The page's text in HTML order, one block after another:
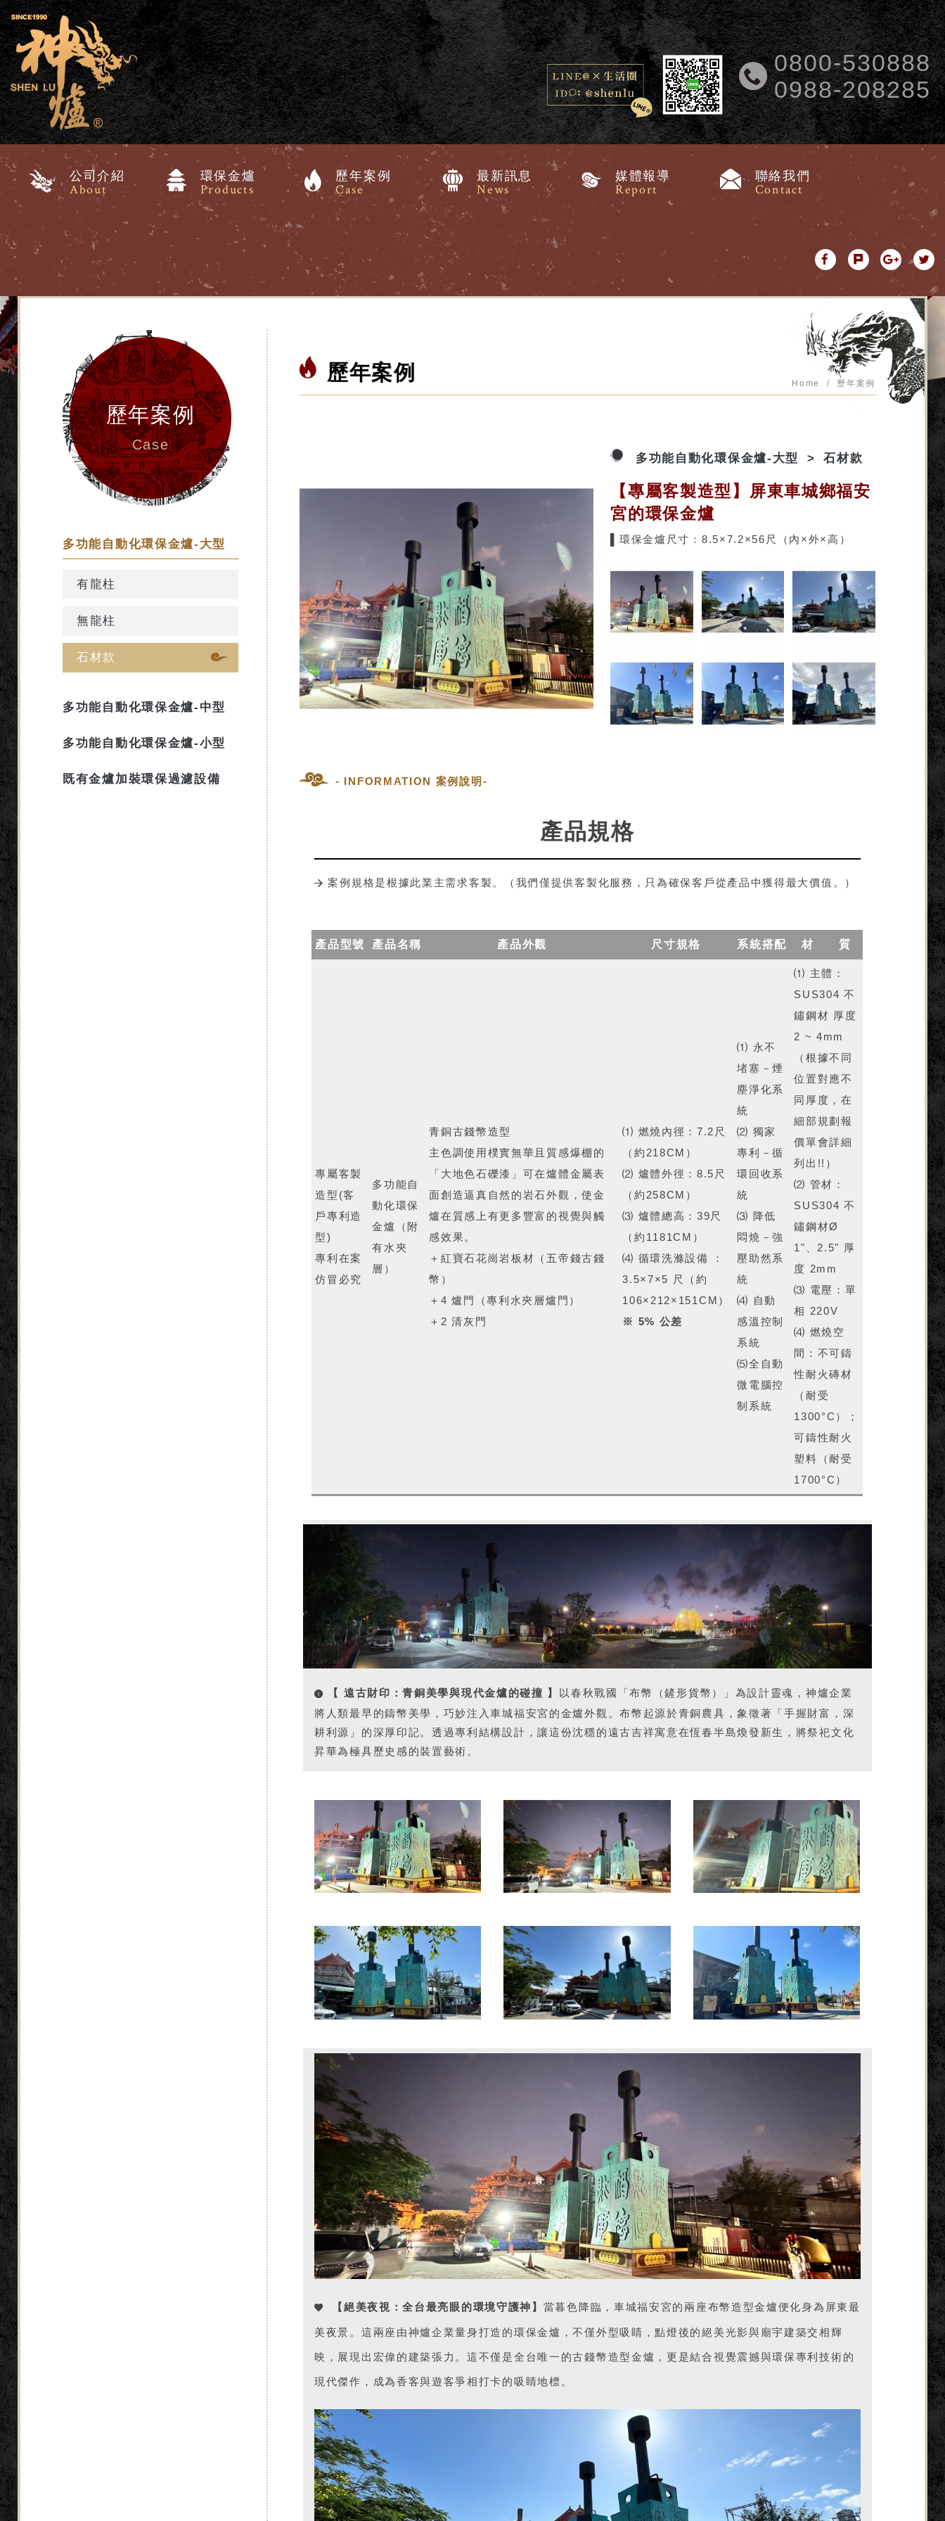
0800-530888
0988-208285
公司介紹
About
環保金爐
Products
歷年案例
Case
最新訊息
News
媒體報導
Report
聯絡我們
Contact
歷年案例
Case
多功能自動化環保金爐-大型
有龍柱
無龍柱
石材款
多功能自動化環保金爐-中型
多功能自動化環保金爐-小型
既有金爐加裝環保過濾設備
歷年案例 Home 歷年案例
多功能自動化環保金爐-大型 石材款
【專屬客製造型】屏東車城鄉福安
宮的環保金爐
▌環保金爐尺寸：8.5×7.2×56尺（內×外×高）
- INFORMATION 案例說明-
產品規格
案例規格是根據此業主需求客製。（我們僅提供客製化服務，只為確保客戶從產品中獲得最大價值。）
產品型號 產品名稱 產品外觀 尺寸規格 系統搭配 材 質
專屬客製
造型(客
戶專利造
型)
專利在案
仿冒必究
多功能自
動化環保
金爐
（附
有水夾
層）
青銅古錢幣造型
主色調使用樸實無華且質感爆棚的
「大地色石礫漆」可在爐體金屬表
面創造逼真自然的岩石外觀，使金
爐在質感上有更多豐富的視覺與觸
感效果。
＋紅寶石花崗岩板材（五帝錢古錢
幣）
＋4 爐門（專利水夾層爐門）
＋2 清灰門
⑴ 燃燒內徑：7.2尺
（約218CM）
⑵ 爐體外徑：8.5尺
（約258CM）
⑶ 爐體總高：39尺
（約1181CM）
⑷ 循環洗滌設備 ：
3.5×7×5 尺（約
106×212×151CM）
※ 5% 公差
⑴ 永不
堵塞－煙
塵淨化系
統
⑵ 獨家
專利－循
環回收系
統
⑶ 降低
悶燒－強
壓助然系
統
⑷ 自動
感溫控制
系統
⑸全自動
微電腦控
制系統
⑴ 主體：
SUS304 不
鏽鋼材 厚度
2 ~ 4mm
（根據不同
位置對應不
同厚度，在
細部規劃報
價單會詳細
列出!!）
⑵ 管材：
SUS304 不
鏽鋼材Ø
1"、2.5" 厚
度 2mm
⑶ 電壓：單
相 220V
⑷ 燃燒空
間：不可鑄
性耐火磚材
（耐受
1300°C）；
可鑄性耐火
塑料（耐受
1700°C）
【 遠古財印：青銅美學與現代金爐的碰撞 】 以春秋戰國「布幣（鏟形貨幣）」為設計靈魂，神爐企業
將人類最早的鑄幣美學，巧妙注入車城福安宮的金爐外觀。布幣起源於青銅農具，象徵著「手握財富，深
耕利源」的深厚印記。透過專利結構設計，讓這份沈穩的遠古吉祥寓意在恆春半島煥發新生，將祭祀文化
昇華為極具歷史感的裝置藝術。
【絕美夜視：全台最亮眼的環境守護神】 當暮色降臨，車城福安宮的兩座布幣造型金爐便化身為屏東最
美夜景。這兩座由神爐企業量身打造的環保金爐，不僅外型吸睛，點燈後的絕美光影與廟宇建築交相輝
映，展現出宏偉的建築張力。這不僅是全台唯一的古錢幣造型金爐，更是結合視覺震撼與環保專利技術的
現代傑作，成為香客與遊客爭相打卡的吸睛地標。